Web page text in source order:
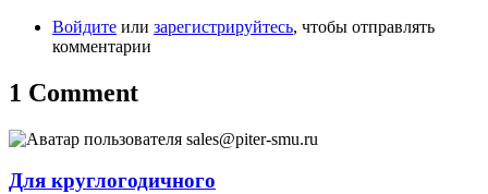
Войдите или зарегистрируйтесь, чтобы отправлять
комментарии
1 Comment
Для круглогодичного